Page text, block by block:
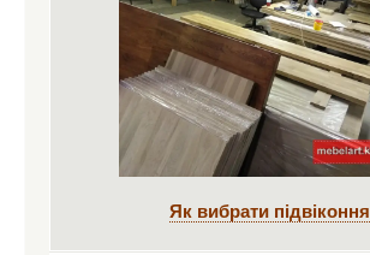
Як вибрати підвіконня